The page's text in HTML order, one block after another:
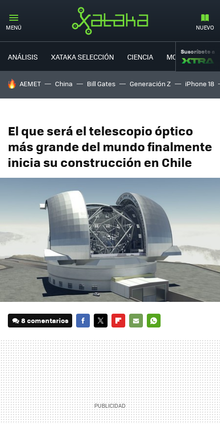
MENÚ NUEVO
ANÁLISIS XATAKA SELECCIÓN CIENCIA MOVILIDAD
Suscríbete a
HOY SE HABLA DE
AEMET China Bill Gates Generación Z iPhone 18
El que será el telescopio óptico
más grande del mundo finalmente
inicia su construcción en Chile
8 comentarios
MAIL